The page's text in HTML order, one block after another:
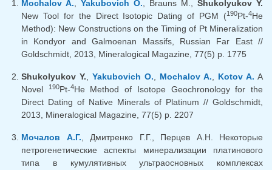
Mochalov A., Yakubovich O., Brauns M., Shukolyukov Y.
New Tool for the Direct Isotopic Dating of PGM (190Pt-4He
Method): New Constructions on the Timing of Pt Mineralization
in Kondyor and Galmoenan Massifs, Russian Far East //
Goldschmidt, 2013, Mineralogical Magazine, 77(5) p. 1775
Shukolyukov Y., Yakubovich O., Mochalov A., Kotov A. A
Novel
190Pt-4He Method of Isotope Geochronology for the
Direct Dating of Native Minerals of Platinum // Goldschmidt,
2013, Mineralogical Magazine, 77(5) p. 2207
Мочалов А.Г., Дмитренко Г.Г., Перцев А.Н. Некоторые
петрогенетические аспекты минерализации платинового
типа в кумулятивных ультраосновных комплексах